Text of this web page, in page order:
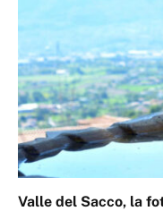
Valle del Sacco, la